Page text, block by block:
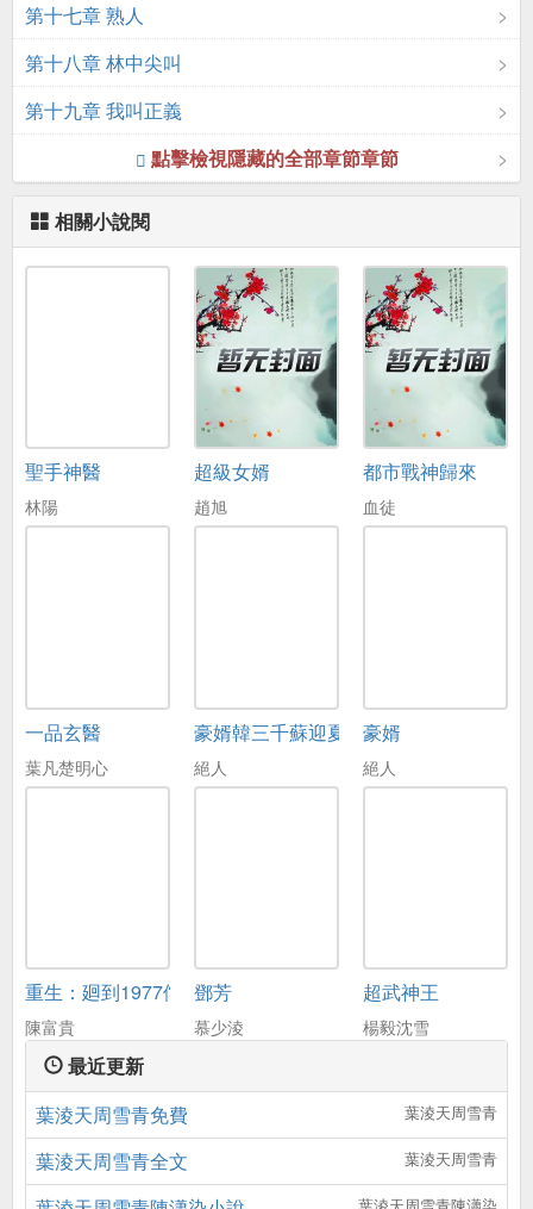
第十七章 熟人
第十八章 林中尖叫
第十九章 我叫正義
點擊檢視隱藏的全部章節章節
相關小說閱
聖手神醫
林陽
超級女婿
趙旭
都市戰神歸來
血徒
一品玄醫
葉凡楚明心
豪婿韓三千蘇迎夏
絕人
豪婿
絕人
重生：廻到1977儅嬭爸
陳富貴
鄧芳
慕少淩
超武神王
楊毅沈雪
最近更新
葉淩天周雪青免費
葉淩天周雪青
葉淩天周雪青全文 葉淩天周雪青